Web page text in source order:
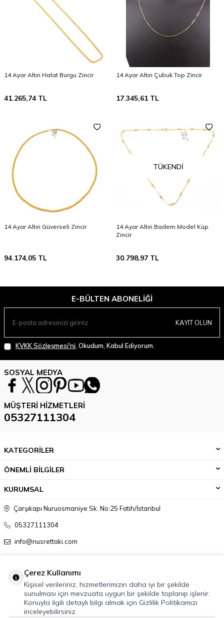
14 Ayar Altın Halat Burgu Zincir
41.265,74 TL
14 Ayar Altın Çubuk Top Zincir
17.345,61 TL
14 Ayar Altın Güverseli Zincir
94.174,05 TL
TÜKENDI
14 Ayar Altın Badem Model Küp
Zincir
30.798,97 TL
E-BÜLTEN ABONELIĞI
KAYIT OLUN
KVKK Sözleşmesi'ni , Okudum, Kabul Ediyorum.
SOSYAL MEDYA
MÜŞTERI HIZMETLERI
05327111304
KATEGORİLER
ÖNEMLİ BİLGİLER
KURUMSAL
Çarşıkapı Nuruosmaniye Sk. No:25 Fatih/İstanbul
05327111304
info@nusrettaki.com
Çerez Kullanımı
Kişisel verileriniz, hizmetlerimizin daha iyi bir şekilde
sunulması için mevzuata uygun bir şekilde toplanıp işlenir.
Konuyla ilgili detaylı bilgi almak için Gizlilik Politikamızı
inceleyebilirsiniz.